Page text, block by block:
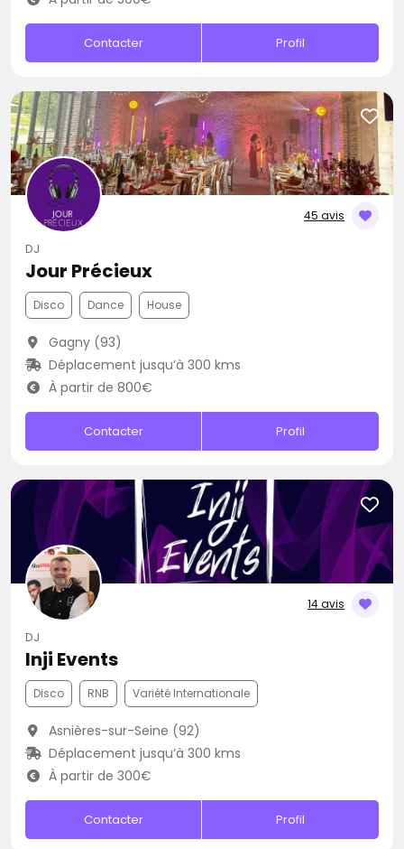
Contacter Profil
45 avis
DJ
Jour Précieux
Disco Dance House
Gagny (93)
Déplacement jusqu’à 300 kms
À partir de 800€
Contacter Profil
14 avis
DJ
Inji Events
Disco RNB Variété Internationale
Asnières-sur-Seine (92)
Déplacement jusqu’à 300 kms
À partir de 300€
Contacter Profil